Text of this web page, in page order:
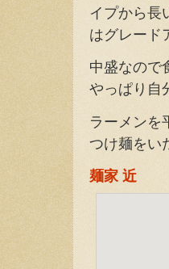
イプから長
はグレード
中盛なので
やっぱり自
ラーメンを
つけ麺をい
麺家 近